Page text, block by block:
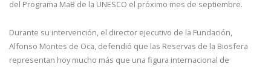
del Programa MaB de la UNESCO el próximo mes de septiembre.
Durante su intervención, el director ejecutivo de la Fundación,
Alfonso Montes de Oca, defendió que las Reservas de la Biosfera
representan hoy mucho más que una figura internacional de